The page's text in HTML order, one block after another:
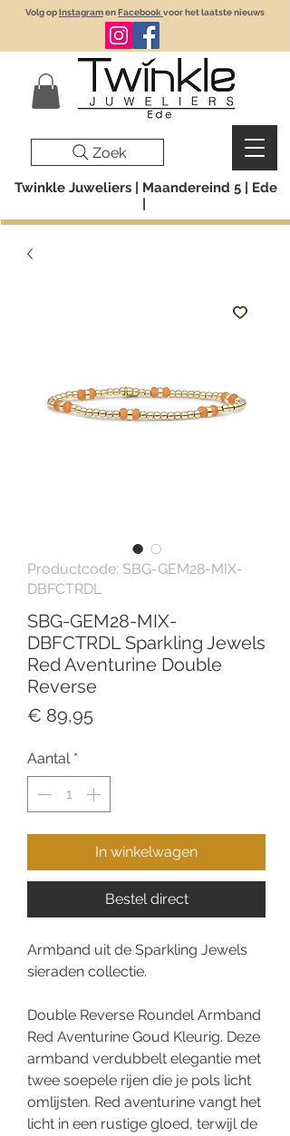
Twinkle Juweliers | Maandereind 5 | Ede
Volg opInstagramenFacebook voor het laatste nieuws
Zoek
Productcode: SBG-GEM28-MIX-
DBFCTRDL
SBG-GEM28-MIX-
DBFCTRDL Sparkling Jewels
Red Aventurine Double
Reverse
€ 89,95Prijs
Aantal *
In winkelwagen
Bestel direct
Armband uit de Sparkling Jewels
sieraden collectie.
Double Reverse Roundel Armband
Red Aventurine Goud Kleurig. Deze
armband verdubbelt elegantie met
twee soepele rijen die je pols licht
omlijsten. Red aventurine vangt het
licht in een rustige gloed, terwijl de